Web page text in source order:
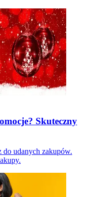
Skuteczny
do udanych zakupów.